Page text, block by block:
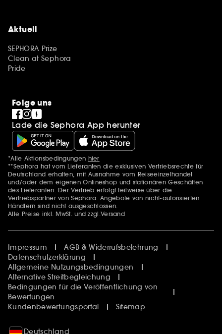
Aktuell
SEPHORA Prize
Clean at Sephora
Pride
Folge uns
Lade die Sephora App herunter
Zusätzlich Erwähnungen
*Alle Aktionsbedingungen hier
**Sephora hat vom Lieferanten die exklusiven Vertriebsrechte für
Deutschland erhalten, mit Ausnahme vom Reiseeinzelhandel
und/oder dem eigenen Onlineshop und stationären Geschäften
des Lieferanten. Der Vertrieb erfolgt teilweise über die
Vertriebspartner von Sephora. Angebote von nicht-autorisierten
Händlern sind nicht ausgeschlossen.
Alle Preise inkl. MwSt. und zzgl.Versand
Impressum
AGB & Widerrufsbelehrung
Datenschutzerklärung
Allgemeine Nutzungsbedingungen
Alternative Streitbegleichung
Bedingungen für die Veröffentlichung von
Bewertungen
Kundenbewertungsportal
Sitemap
Deutschland